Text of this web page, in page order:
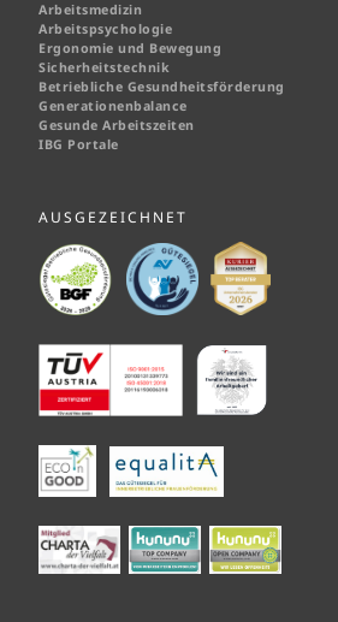
Arbeitsmedizin
Arbeitspsychologie
Ergonomie und Bewegung
Sicherheitstechnik
Betriebliche Gesundheitsförderung
Generationenbalance
Gesunde Arbeitszeiten
IBG Portale
AUSGEZEICHNET